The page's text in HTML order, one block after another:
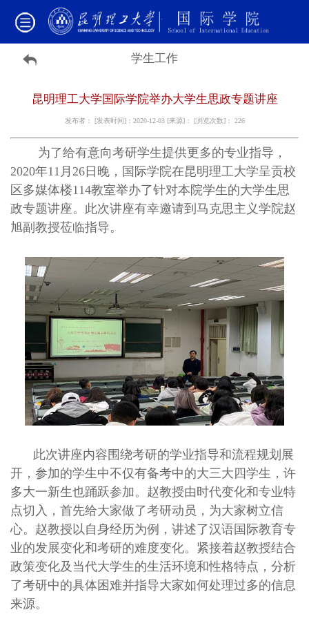
学生工作
昆明理工大学国际学院举办大学生思政专题讲座
发布者： [发表时间]：2020-12-03 [来源]： [浏览次数]： 226
为了给有意向考研学生提供更多的专业指导，
2020年11月26日晚，国际学院在昆明理工大学呈贡校
区多媒体楼114教室举办了针对本院学生的大学生思
政专题讲座。此次讲座有幸邀请到马克思主义学院赵
旭副教授莅临指导。
此次讲座内容围绕考研的学业指导和流程规划展
开，参加的学生中不仅有备考中的大三大四学生，许
多大一新生也踊跃参加。赵教授由时代变化和专业特
点切入，首先给大家做了考研动员，为大家树立信
心。赵教授以自身经历为例，讲述了汉语国际教育专
业的发展变化和考研的难度变化。紧接着赵教授结合
政策变化及当代大学生的生活环境和性格特点，分析
了考研中的具体困难并指导大家如何处理过多的信息
来源。